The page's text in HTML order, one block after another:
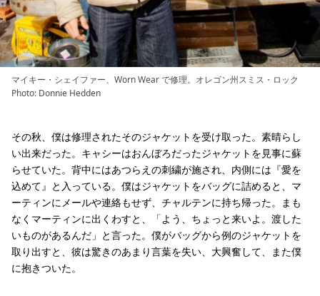
マイキー・シェイファー、Worn Wear で修理。オレゴン州スミス・ロック
Photo: Donnie Hedden
その秋、僕は修理されたそのジャケットを受け取った。素晴らし
い出来だった。キャシーはおんぼろだったジャケットを見事に蘇
らせていた。背中にはあつらえの刺繍が施され、内側には『愛を
込めて』と入っている。僕はジャケットをバッグに詰めると、マ
ーティンにメールや連絡もせず、チャルテンに持ち帰った。まも
なくマーティンに出くわすと、「よう、ちょっと来いよ。渡した
いものがあるんだ」と言った。僕がバッグから例のジャケットを
取り出すと、彼は驚きのあまり言葉を失い、大興奮して、また僕
に抱きついた。